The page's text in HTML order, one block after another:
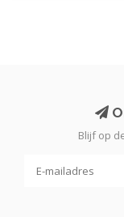
Blijf op